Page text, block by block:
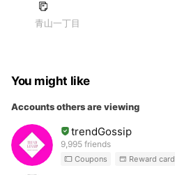
青山一丁目
You might like
Accounts others are viewing
trendGossip
9,995 friends
Coupons Reward card